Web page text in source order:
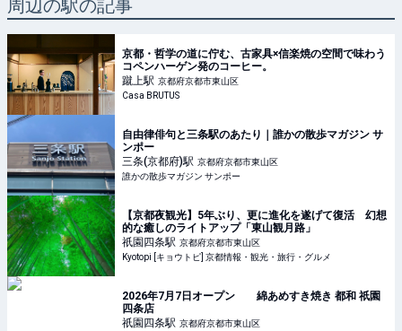
周辺の駅の記事
京都・哲学の道に佇む、古家具×信楽焼の空間で味わう
コペンハーゲン発のコーヒー。
蹴上駅 京都府京都市東山区
Casa BRUTUS
自由律俳句と三条駅のあたり｜誰かの散歩マガジン サ
ンポー
三条(京都府)駅 京都府京都市東山区
誰かの散歩マガジン サンポー
【京都夜観光】5年ぶり、更に進化を遂げて復活 幻想
的な癒しのライトアップ「東山観月路」
祇園四条駅 京都府京都市東山区
Kyotopi [キョウトピ] 京都情報・観光・旅行・グルメ
2026年7月7日オープン 綿あめすき焼き 都和 祇園
四条店
祇園四条駅 京都府京都市東山区